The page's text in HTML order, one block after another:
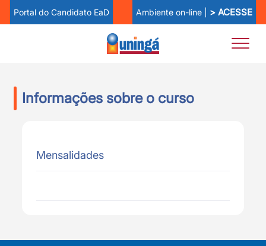
Portal do Candidato EaD Ambiente on-line | > ACESSE
Informações sobre o curso
Mensalidades